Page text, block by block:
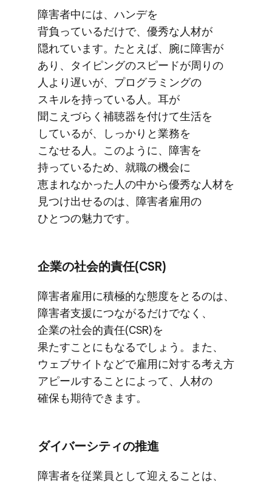
障害者中には、​ハンデを​
背負っているだけで、​優秀な​人材が​
隠れています。​たとえば、​腕に​障害が​
あり、​タイピングの​スピードが​周りの​
人より​遅いが、​プログラミングの​
スキルを​持っている人。​耳が​
聞こえづらく​補聴器を​付けて​生活を​
しているが、​しっかりと​業務を​
こなせる人。​このように、​障害を​
持っている​ため、​就職の​機会に​
恵まれなかった​人の​中から​優秀な​人材を​
見つけ出せるのは、​障害者雇用の​
ひとつの​魅力です。
企業の​社会的責任(CSR)
障害者雇用に​積極的な​態度を​とるのは、​
障害者支援に​つながるだけでなく、​
企業の​社会的責任(CSR)を​
果たすことにも​なるでしょう。​また、​
ウェブサイトなどで​雇用に​対する​考え方​
アピールする​ことに​よって、​人材の​
確保も​期待できます。
ダイバーシティの​推進
障害者を​従業員と​して​迎える​ことは、